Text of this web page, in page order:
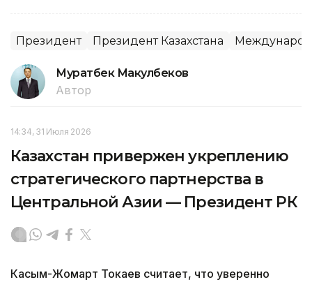
Президент Президент Казахстана
Муратбек Макулбеков
Автор
14:34, 31 Июля 2026
Казахстан привержен укреплению
стратегического партнерства в
Центральной Азии — Президент РК
Касым-Жомарт Токаев считает, что уверенно